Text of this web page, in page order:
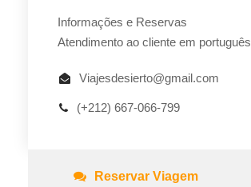
Informações e Reservas
Atendimento ao cliente em português
Viajesdesierto@gmail.com
(+212) 667-066-799
Reservar Viagem